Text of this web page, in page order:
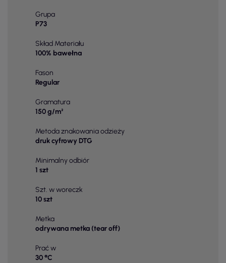
Grupa
P73
Skład Materiału
100% bawełna
Fason
Regular
Gramatura
150 g/m²
Metoda znakowania odzieży
druk cyfrowy DTG
Minimalny odbiór
1 szt
Szt. w woreczk
10 szt
Metka
odrywana metka (tear off)
Prać w
30 °C